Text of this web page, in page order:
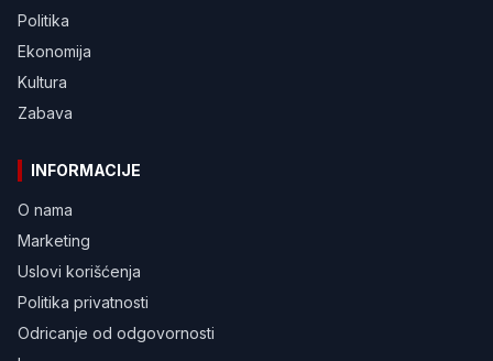
Politika
Ekonomija
Kultura
Zabava
INFORMACIJE
O nama
Marketing
Uslovi korišćenja
Politika privatnosti
Odricanje od odgovornosti